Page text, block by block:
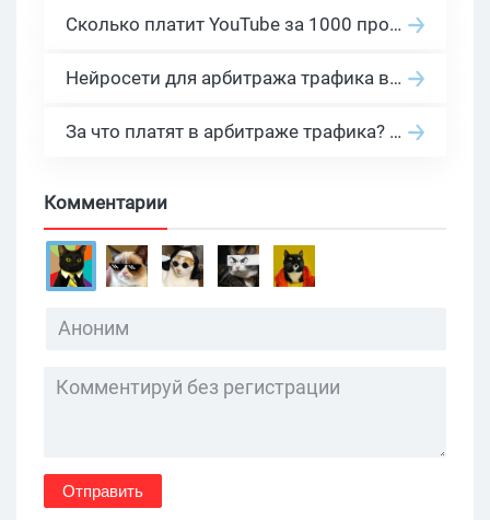
Сколько платит YouTube за 1000 просмотров в 2026: реальные цифры от 0.5 до 36 USD по ГЕО
Нейросети для арбитража трафика в 2026: инструменты, кейсы и AI-медиабайеры
За что платят в арбитраже трафика? 30 моделей оплаты в бурж и СНГ партнерках
Комментарии
Отправить